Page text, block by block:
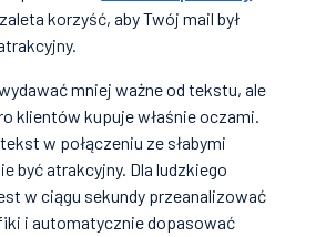
korzyść, aby Twój mail był
mniej ważne od tekstu, ale
klientów kupuje właśnie oczami.
w połączeniu ze słabymi
być atrakcyjny. Dla ludzkiego
w ciągu sekundy przeanalizować
i automatycznie dopasować